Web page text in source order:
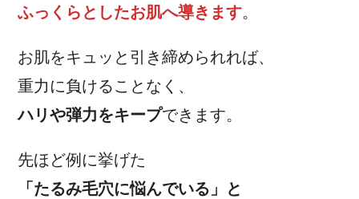
ふっくらとしたお肌へ導きます。
お肌をキュッと引き締められれば、
重力に負けることなく、
ハリや弾力をキープできます。
先ほど例に挙げた
「たるみ毛穴に悩んでいる」と